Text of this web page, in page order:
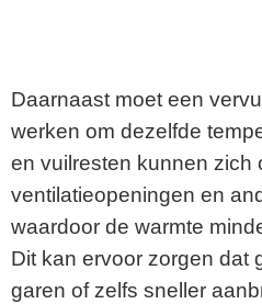
Daarnaast moet een
werken om dezelfde
en vuilresten kunnen zich
ventilatieopeningen en
waardoor de warmte
Dit kan ervoor zorgen dat
garen of zelfs sneller